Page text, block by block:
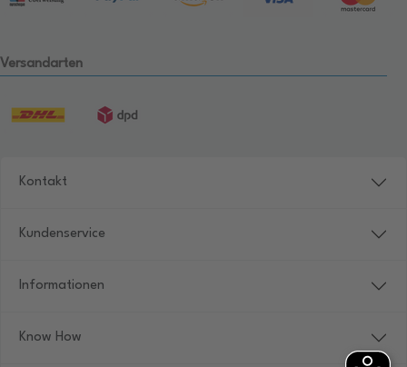
Versandarten
Kontakt
Kundenservice
Informationen
Know How